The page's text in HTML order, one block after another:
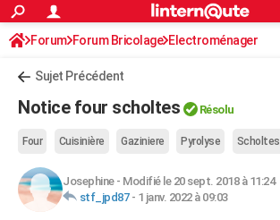
ACTUALITÉS
Politique
Société
Faits Divers
Education
Monde
Villes
+
AUTO
Essais
Réserver un essai
Citadines
Berlines
SUV
Forum auto
+HIGH-TECH
S'inscrire
Connexion
Forum Forum Bricolage Electroménager
Sujet Précédent
Notice four scholtes Résolu
Four Cuisinière Gaziniere Pyrolyse Scholtes
Josephine- Modifié le 20 sept. 2018 à 11:24
stf_jpd87- 1 janv. 2022 à 09:03